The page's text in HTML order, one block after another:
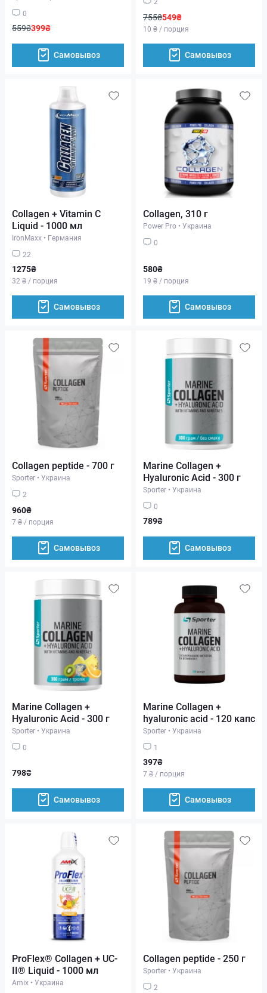
0
559₴399₴
Самовывоз
755₴549₴
10 ₴ / порция
Самовывоз
Collagen + Vitamin C
Liquid - 1000 мл
IronMaxx • Германия
22
1275₴
32 ₴ / порция
Самовывоз
Collagen, 310 г
Power Pro • Украина
0
580₴
19 ₴ / порция
Самовывоз
Collagen peptide - 700 г
Sporter • Украина
2
960₴
7 ₴ / порция
Самовывоз
Marine Collagen +
Hyaluronic Acid - 300 г
Sporter • Украина
0
789₴
Самовывоз
Marine Collagen +
Hyaluronic Acid - 300 г
Sporter • Украина
0
798₴
Самовывоз
Marine Collagen +
hyaluronic acid - 120 капс
Sporter • Украина
1
397₴
7 ₴ / порция
Самовывоз
ProFlex® Collagen + UC-
II® Liquid - 1000 мл
Amix • Украина
Collagen peptide - 250 г
Sporter • Украина
2